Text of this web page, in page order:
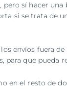
pero sí hacer
si se trata de
envíos fuera
para que pueda
en el resto de